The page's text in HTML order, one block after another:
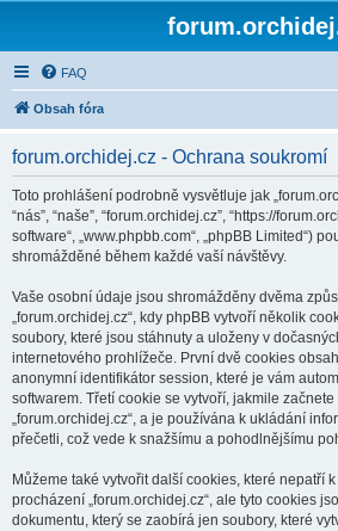
FAQ
Obsah fóra
forum.orchidej.cz - Ochrana soukromí
Toto prohlášení podrobně vysvětluje jak
“nás”, “naše”, “forum.orchidej.cz”, “https://
software“, „www.phpbb.com“, „phpBB Limited“)
shromážděné během každé vaší návštěvy.
Vaše osobní údaje jsou shromážděny dvěma
„forum.orchidej.cz“, kdy phpBB vytvoří několik
soubory, které jsou stáhnuty a uloženy v
internetového prohlížeče. První dvě cookies
anonymní identifikátor session, které je vám
softwarem. Třetí cookie se vytvoří, jakmile
„forum.orchidej.cz“, a je používána k ukládání
přečetli, což vede k snažšímu a pohodlnějšímu
Můžeme také vytvořit další cookies, které nepatří
procházení „forum.orchidej.cz“, ale tyto cookies
dokumentu, který se zaobírá jen soubory, které